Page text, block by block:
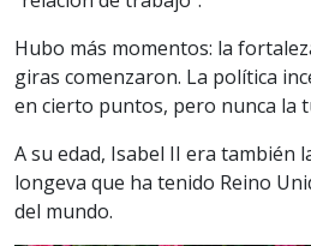
Hubo más momentos: la
giras comenzaron. La política
en cierto puntos, pero nunca la
A su edad, Isabel II era también
longeva que ha tenido Reino
del mundo.